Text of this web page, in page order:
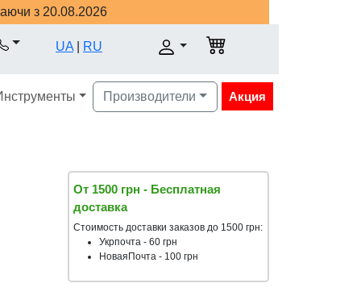
з 20.08.2026
UA RU
Производители Акция
От 1500 грн - Бесплатная
доставка
Стоимость доставки заказов до 1500 грн:
Укрпочта - 60 грн
НоваяПочта - 100 грн